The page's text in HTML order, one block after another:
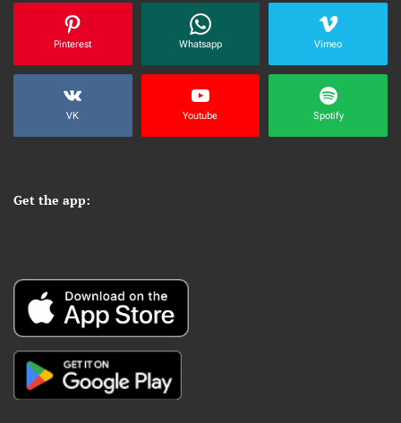
Pinterest Whatsapp Vimeo
VK Youtube Spotify
Get the app: